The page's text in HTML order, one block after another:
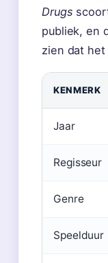
Drugs
publiek, en
zien dat het
KENMERK
Jaar
Regisseur
Genre
Speelduur